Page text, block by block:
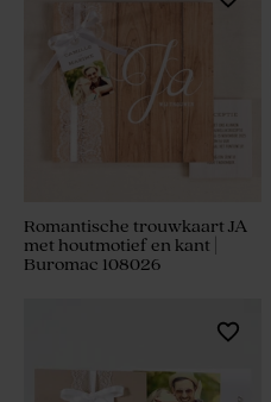
Romantische trouwkaart JA
met houtmotief en kant |
Buromac 108026